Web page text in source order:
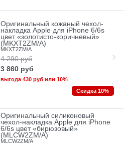
Оригинальный кожаный чехол-
накладка Apple для iPhone 6/6s
цвет «золотисто-коричневый»
(MKXT2ZM/A)
MKXT2ZM/A
4 290 руб
3 860 руб
выгода 430 рубили 10%
Скидка 10%
Оригинальный силиконовый
чехол-накладка Apple для iPhone
6/6s цвет «бирюзовый»
(MLCW2ZM/A)
MLCW2ZM/A